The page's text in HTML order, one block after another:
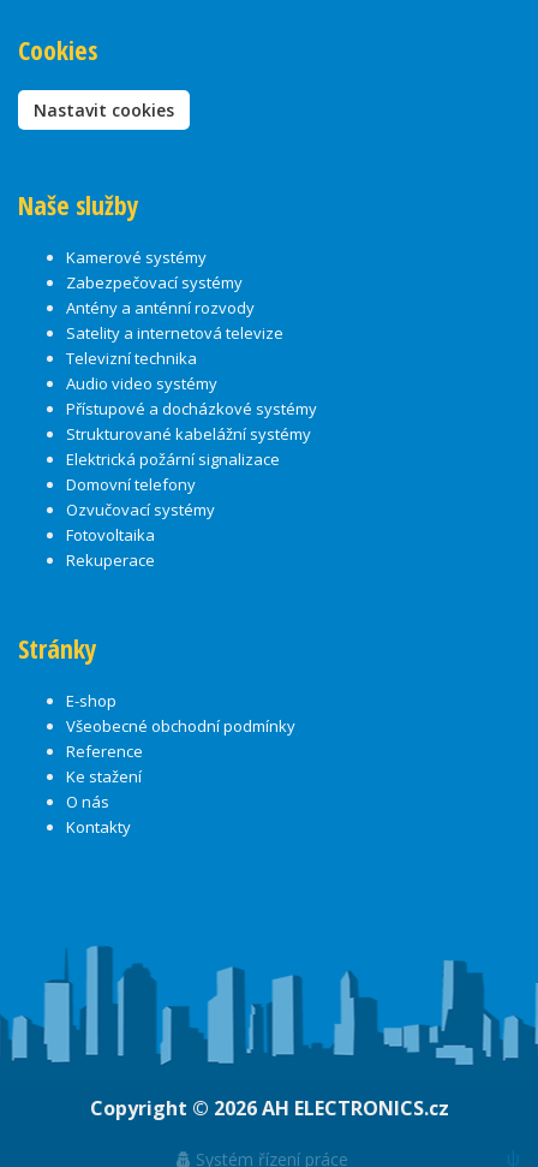
Cookies
Nastavit cookies
Naše služby
Kamerové systémy
Zabezpečovací systémy
Antény a anténní rozvody
Satelity a internetová televize
Televizní technika
Audio video systémy
Přístupové a docházkové systémy
Strukturované kabelážní systémy
Elektrická požární signalizace
Domovní telefony
Ozvučovací systémy
Fotovoltaika
Rekuperace
Stránky
E-shop
Všeobecné obchodní podmínky
Reference
Ke stažení
O nás
Kontakty
Copyright © 2026AH ELECTRONICS.cz
Systém řízení práce